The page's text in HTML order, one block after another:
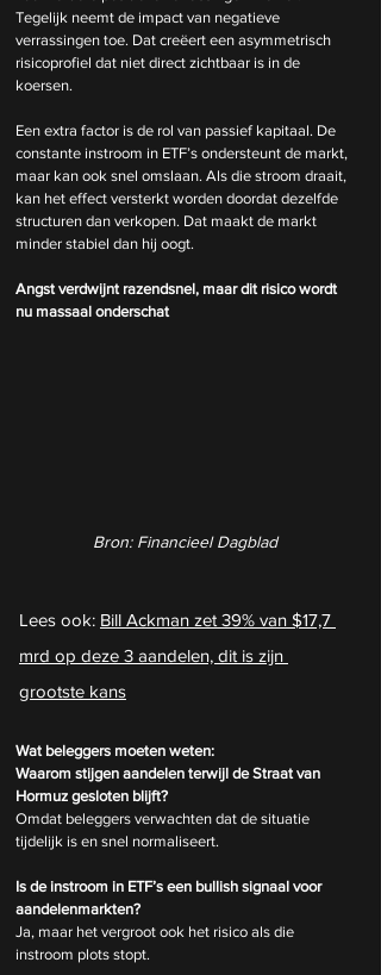
Tegelijk neemt de impact van negatieve
verrassingen toe. Dat creëert een asymmetrisch
risicoprofiel dat niet direct zichtbaar is in de
koersen.
Een extra factor is de rol van passief kapitaal. De
constante instroom in ETF’s ondersteunt de markt,
maar kan ook snel omslaan. Als die stroom draait,
kan het effect versterkt worden doordat dezelfde
structuren dan verkopen. Dat maakt de markt
minder stabiel dan hij oogt.
Angst verdwijnt razendsnel, maar dit risico wordt
nu massaal onderschat
Bron: Financieel Dagblad
Lees ook: Bill Ackman zet 39% van $17,7
mrd op deze 3 aandelen, dit is zijn
grootste kans
Wat beleggers moeten weten:
Waarom stijgen aandelen terwijl de Straat van
Hormuz gesloten blijft?
Omdat beleggers verwachten dat de situatie
tijdelijk is en snel normaliseert.
Is de instroom in ETF’s een bullish signaal voor
aandelenmarkten?
Ja, maar het vergroot ook het risico als die
instroom plots stopt.